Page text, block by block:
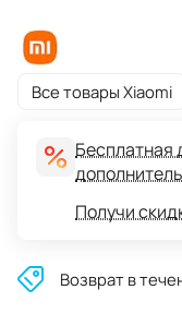
Все товары Xiaomi
Бесплатная
Получи
Возврат в